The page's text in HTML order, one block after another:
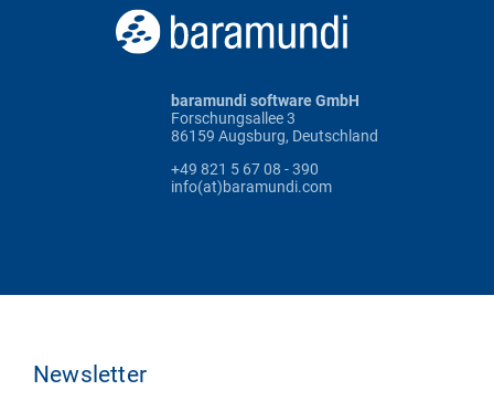
baramundi software GmbH
Forschungsallee 3
86159 Augsburg, Deutschland
+49 821 5 67 08 - 390
info(at)baramundi.com
Newsletter